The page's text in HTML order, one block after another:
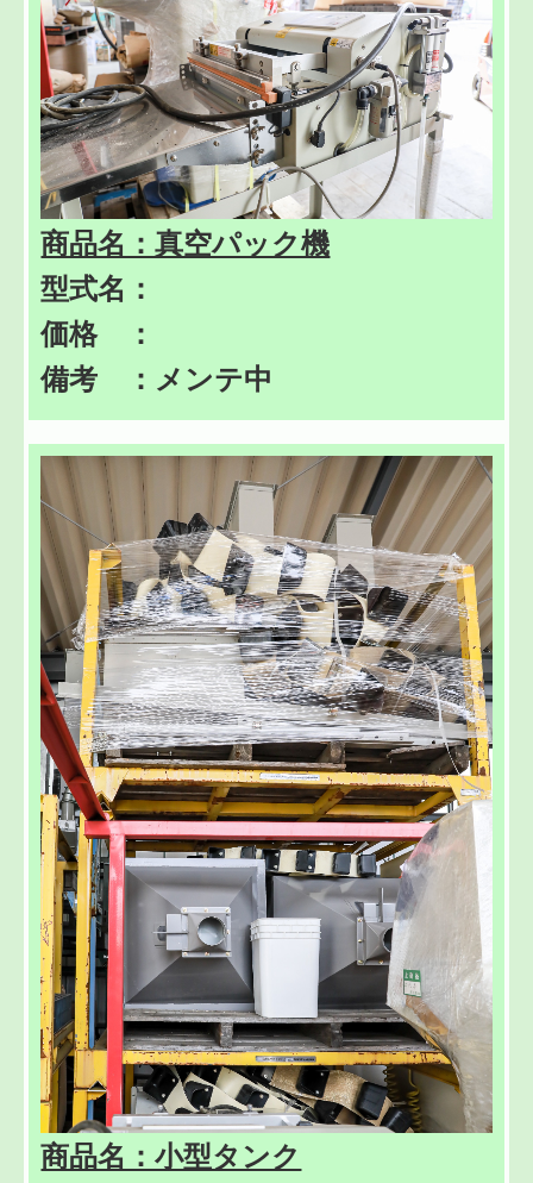
商品名：真空パック機
型式名：
価格 ：
備考 ：メンテ中
商品名：小型タンク